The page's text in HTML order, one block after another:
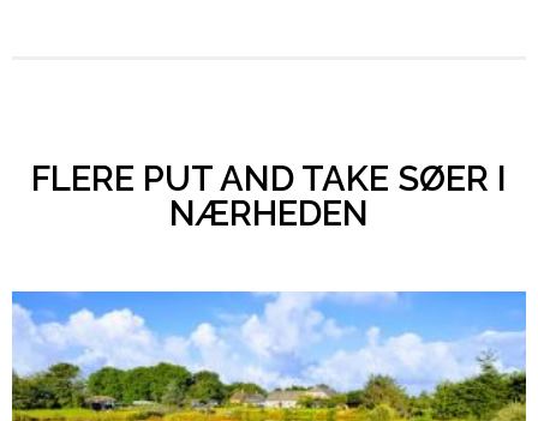
FLERE PUT AND TAKE SØER I
NÆRHEDEN